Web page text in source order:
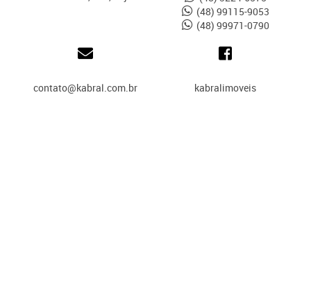
(48) 99115-9053
(48) 99971-0790
contato@kabral.com.br kabralimoveis